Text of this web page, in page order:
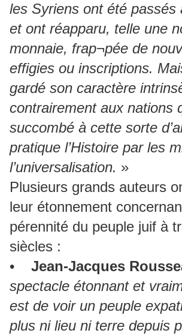
les Syriens ont été passés
et ont réapparu, telle une
monnaie, frap¬pée de
effigies ou inscriptions.
gardé son caractère
contrairement aux nations
succombé à cette sorte
pratique l’Histoire par les
l’universalisation. »
Plusieurs grands auteurs
leur étonnement
pérennité du peuple juif à
siècles :
• Jean-Jacques
spectacle étonnant et
est de voir un peuple
plus ni lieu ni terre depuis